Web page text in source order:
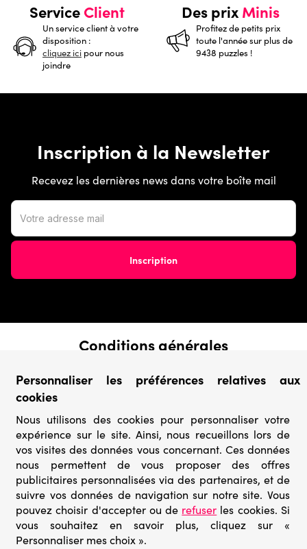
ServiceClient
Un service client à votre
disposition :
cliquez ici pour nous
joindre
Des prixMinis
Profitez de petits prix
toute l'année sur plus de
9438 puzzles !
Inscription à la Newsletter
Recevez les dernières news dans votre boîte mail
Conditions générales
› Conditions d’utilisation
› Confidentialité & Protection des Données
Catégories
› Marques
› Derniers arrivages
› Puzzles mystères
› Prix minis
© Go-puzzle.fr 2026 – Tous droits réservés
Personnaliser les préférences relatives aux
cookies
Nous utilisons des cookies pour personnaliser votre
expérience sur le site. Ainsi, nous recueillons lors de
vos visites des données vous concernant. Ces données
nous permettent de vous proposer des offres
publicitaires personnalisées via des partenaires, et de
suivre vos données de navigation sur notre site. Vous
pouvez choisir d'accepter ou de refuser les cookies. Si
vous souhaitez en savoir plus, cliquez sur «
Personnaliser mes choix ».